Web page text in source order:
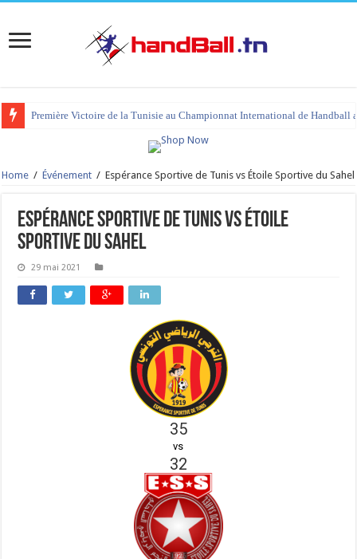
Première Victoire de la Tunisie au Championnat International de Handball
Home / Événement / Espérance Sportive de Tunis vs Étoile Sportive du Sahel
Espérance Sportive de Tunis vs Étoile
Sportive du Sahel
29 mai 2021
35
vs
32